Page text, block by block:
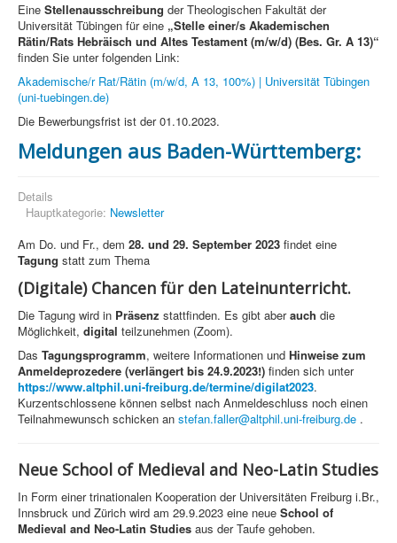
Eine Stellenausschreibung der Theologischen Fakultät der
Universität Tübingen für eine „Stelle einer/s Akademischen
Rätin/Rats Hebräisch und Altes Testament (m/w/d) (Bes. Gr. A 13)“
finden Sie unter folgenden Link:
Akademische/r Rat/Rätin (m/w/d, A 13, 100%) | Universität Tübingen
(uni-tuebingen.de)
Die Bewerbungsfrist ist der 01.10.2023.
Meldungen aus Baden-Württemberg:
Details
Hauptkategorie: Newsletter
Am Do. und Fr., dem 28. und 29. September 2023 findet eine
Tagung statt zum Thema
(Digitale) Chancen für den Lateinunterricht.
Die Tagung wird in Präsenz stattfinden. Es gibt aberauch die
Möglichkeit, digital teilzunehmen (Zoom).
Das Tagungsprogramm, weitere Informationen und Hinweise zum
Anmeldeprozedere (verlängert bis 24.9.2023!) finden sich unter
https://www.altphil.uni-freiburg.de/termine/digilat2023.
Kurzentschlossene können selbst nach Anmeldeschluss noch einen
Teilnahmewunsch schicken an stefan.faller@altphil.uni-freiburg.de .
Neue School of Medieval and Neo-Latin Studies
In Form einer trinationalen Kooperation der Universitäten Freiburg i.Br.,
Innsbruck und Zürich wird am 29.9.2023 eine neue School of
Medieval and Neo-Latin Studies aus der Taufe gehoben.